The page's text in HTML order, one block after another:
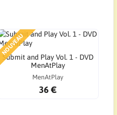
NOUVEAU
Submit and Play Vol. 1 - DVD
MenAtPlay
MenAtPlay
36 €